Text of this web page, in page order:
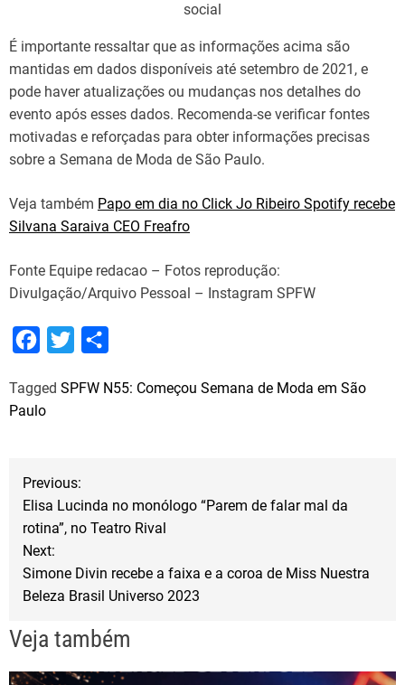
social
É importante ressaltar que as informações acima são
mantidas em dados disponíveis até setembro de 2021, e
pode haver atualizações ou mudanças nos detalhes do
evento após esses dados. Recomenda-se verificar fontes
motivadas e reforçadas para obter informações precisas
sobre a Semana de Moda de São Paulo.
Veja também Papo em dia no Click Jo Ribeiro Spotify recebe
Silvana Saraiva CEO Freafro
Fonte Equipe redacao – Fotos reprodução:
Divulgação/Arquivo Pessoal – Instagram SPFW
c
e
o
k
i
r
a
Tagged SPFW N55: Começou Semana de Moda em São
Paulo
N
g
Previous:
Elisa Lucinda no monólogo “Parem de falar mal da
rotina”, no Teatro Rival
Next:
Simone Divin recebe a faixa e a coroa de Miss Nuestra
Beleza Brasil Universo 2023
Veja também